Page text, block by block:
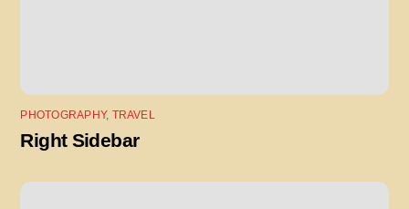
PHOTOGRAPHY, TRAVEL
Right Sidebar